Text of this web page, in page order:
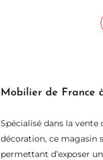
Mobilier de France
Spécialisé dans la vente
décoration, ce magasin
permettant d’exposer